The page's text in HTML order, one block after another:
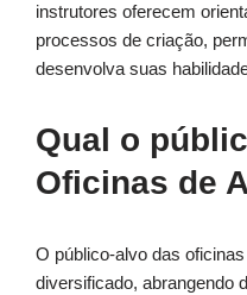
instrutores oferecem
processos de criação,
desenvolva suas
Qual o
Oficinas de
O público-alvo das
diversificado, abrangendo